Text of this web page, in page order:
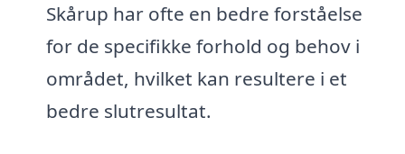
Skårup har ofte en bedre forståelse
for de specifikke forhold og behov i
området, hvilket kan resultere i et
bedre slutresultat.